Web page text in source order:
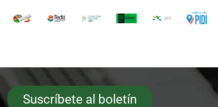
Suscríbete al boletín